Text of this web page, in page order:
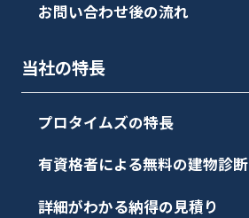
お問い合わせ後の流れ
当社の特長
プロタイムズの特長
有資格者による無料の建物診断
詳細がわかる納得の見積り